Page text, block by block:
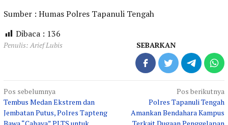
Sumber : Humas Polres Tapanuli Tengah
Dibaca : 136
Penulis: Arief Lubis SEBARKAN
Navigasi
pos
Pos sebelumnya
Tembus Medan Ekstrem dan
Jembatan Putus, Polres Tapteng
Pos berikutnya
Polres Tapanuli Tengah
Amankan Bendahara Kampus